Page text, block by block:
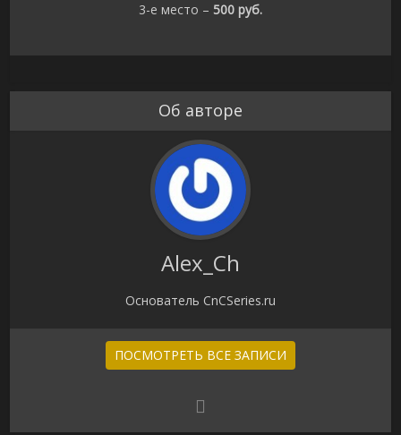
3-е место – 500 руб.
Об авторе
Alex_Ch
Основатель CnCSeries.ru
ПОСМОТРЕТЬ ВСЕ ЗАПИСИ